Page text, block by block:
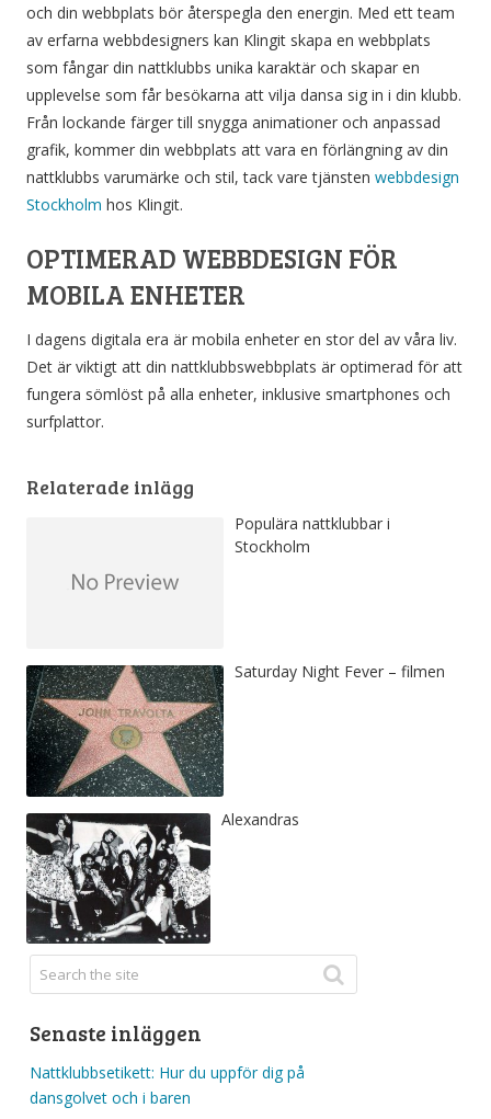
och din webbplats bör återspegla den energin. Med ett team
av erfarna webbdesigners kan Klingit skapa en webbplats
som fångar din nattklubbs unika karaktär och skapar en
upplevelse som får besökarna att vilja dansa sig in i din klubb.
Från lockande färger till snygga animationer och anpassad
grafik, kommer din webbplats att vara en förlängning av din
nattklubbs varumärke och stil, tack vare tjänsten webbdesign
Stockholm hos Klingit.
OPTIMERAD WEBBDESIGN FÖR
MOBILA ENHETER
I dagens digitala era är mobila enheter en stor del av våra liv.
Det är viktigt att din nattklubbswebbplats är optimerad för att
fungera sömlöst på alla enheter, inklusive smartphones och
surfplattor.
Relaterade inlägg
Populära nattklubbar i
Stockholm
Saturday Night Fever – filmen
Alexandras
Senaste inläggen
Nattklubbsetikett: Hur du uppför dig på
dansgolvet och i baren